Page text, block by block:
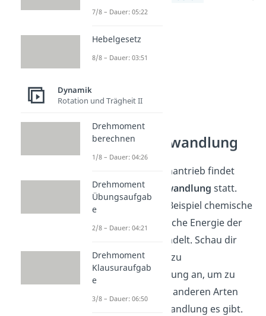
Energieumwandlung
In einem Raketenantrieb findet
eineEnergieumwandlung statt.
Dabei wird zum Beispiel chemische
Energie in kinetische Energie der
Rakete umgewandelt. Schau dir
unserenBeitrag zu
Energieumwandlung an, um zu
erfahren, welche anderen Arten
von Energieumwandlung es gibt.
7/8 – Dauer: 05:22
Hebelgesetz
8/8 – Dauer: 03:51
Dynamik
Rotation und Trägheit II
Drehmoment
berechnen
1/8 – Dauer: 04:26
Drehmoment
Übungsaufgab
e
2/8 – Dauer: 04:21
Drehmoment
Klausuraufgab
e
3/8 – Dauer: 06:50